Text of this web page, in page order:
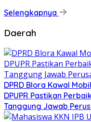
Selengkapnya
Daerah
DPRD Blora Kawal
DPUPR Pastikan
Tanggung Jawab